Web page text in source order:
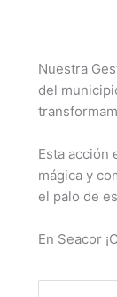
Nuestra
del
Esta acción
mágica y
el palo de
En Seacor